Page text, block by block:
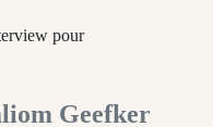
pour
Geefker